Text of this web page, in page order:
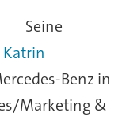
Seine
Katrin
Benz in
Marketing &